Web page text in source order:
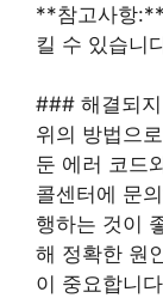
**참고사항
킬 수 있습니
### 해결되
위의 방법으
둔 에러 코드
콜센터에 문
행하는 것이
해 정확한 원
이 중요합니